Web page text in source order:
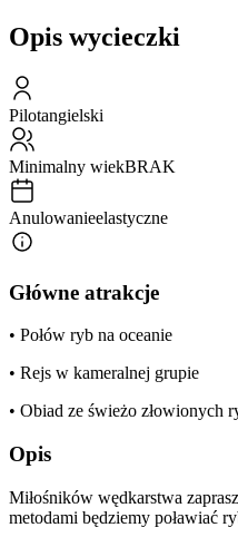
Opis wycieczki
Pilotangielski
Minimalny wiekBRAK
Anulowanieelastyczne
Główne atrakcje
• Połów ryb na oceanie
• Rejs w kameralnej grupie
• Obiad ze świeżo złowionych
Opis
Miłośników wędkarstwa
metodami będziemy poławiać